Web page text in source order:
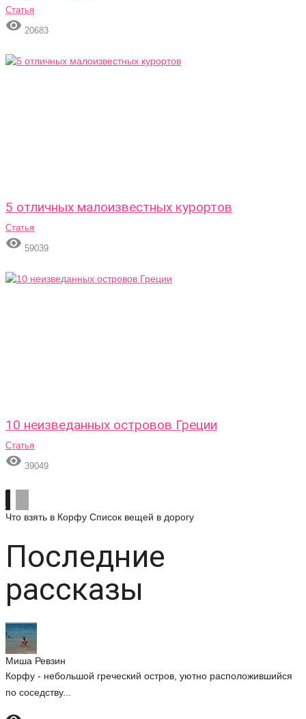
Статья
 20683
5 отличных малоизвестных курортов
Статья
 59039
10 неизведанных островов Греции
Статья
 39049
Что взять в Корфу Список вещей в дорогу
Последние
рассказы
Миша Ревзин
Корфу - небольшой греческий остров, уютно расположившийся
по соседству...